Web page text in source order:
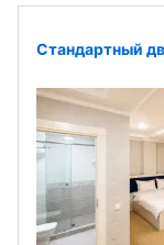
Стандартный